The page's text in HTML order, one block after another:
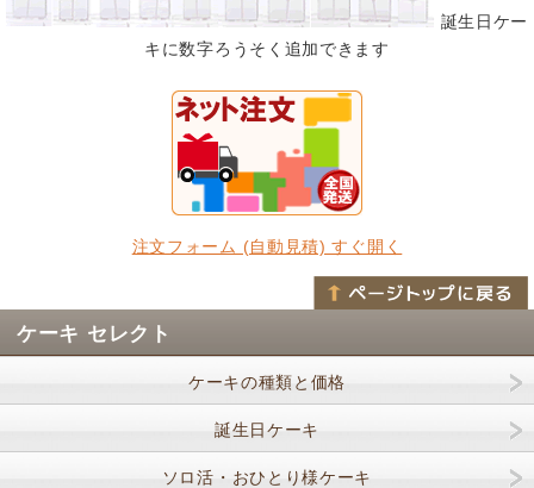
誕生日ケー
キに数字ろうそく追加できます
注文フォーム (自動見積) すぐ開く
ケーキ セレクト
ケーキの種類と価格
誕生日ケーキ
ソロ活・おひとり様ケーキ